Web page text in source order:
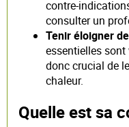
contre-
consulter un
Tenir éloigner
essentielles
donc crucial de
chaleur.
Quelle est sa